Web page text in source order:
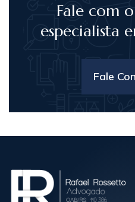
Fale com
especialista
Fale